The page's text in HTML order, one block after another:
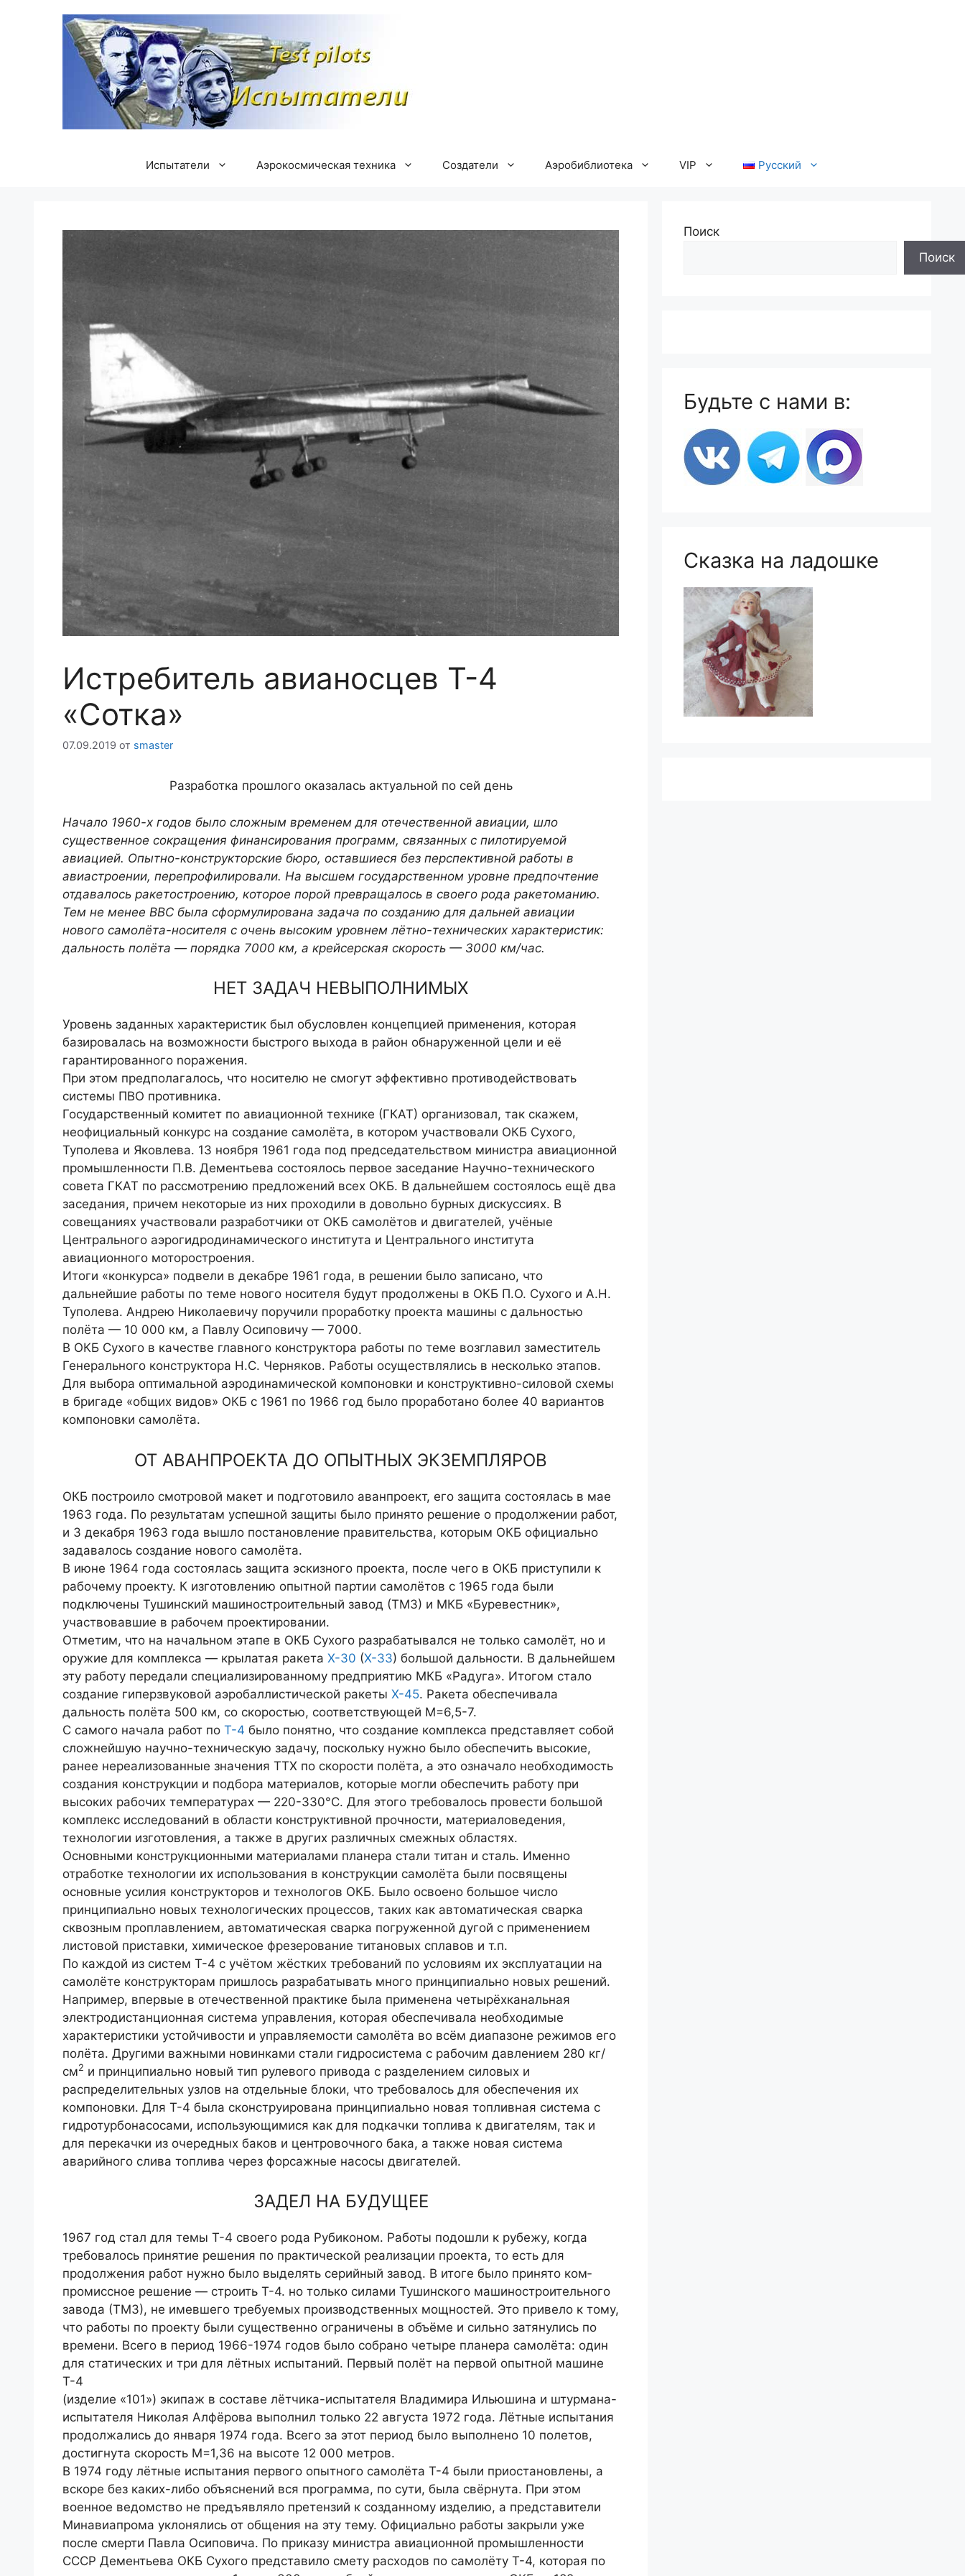
содержимому
Испытатели Аэрокосмическая техника Создатели Аэробиблиотека VIP Русский
Истребитель авианосцев Т-4
«Сотка»
07.09.2019 от smaster
Разработка прошлого оказалась актуальной по сей день
Начало 1960-х годов было сложным временем для отечественной авиации, шло
существенное сокращения финансирования программ, связанных с пи­лотируемой
авиацией. Опытно-конструкторские бюро, оставшиеся без перспективной работы в
авиастроении, перепрофилировали. На высшем государственном уровне предпочтение
отдавалось ракетостроению, кото­рое порой превращалось в своего рода ракетоманию.
Тем не менее ВВС была сформулирована задача по созданию для дальней авиации
нового самолёта-носителя с очень высоким уровнем лётно-технических характеристик:
дальность полёта — порядка 7000 км, а крейсерская скорость — 3000 км/час.
НЕТ ЗАДАЧ НЕВЫПОЛНИМЫХ
Уровень заданных характеристик был обусловлен концепцией применения, которая
базировалась на возможности быстрого выхода в район обнаруженной цели и её
гарантированного noражения.
При этом предполагалось, что носителю не смогут эффективно противодействовать
системы ПВО противника.
Государственный комитет по авиационной технике (ГКАТ) организовал, так скажем,
неофи­циальный конкурс на создание самолёта, в котором участвовали ОКБ Сухого,
Туполева и Яковлева. 13 ноября 1961 года под председа­тельством министра авиационной
промышленности П.В. Демен­тьева состоялось первое заседа­ние Научно-технического
совета ГКАТ по рассмотрению предло­жений всех ОКБ. В дальнейшем состоялось ещё два
заседания, причем некоторые из них прохо­дили в довольно бурных дискус­сиях. В
совещаниях участвовали разработчики от ОКБ самолётов и двигателей, учёные
Центрального аэрогидродинамического инсти­тута и Центрального института
авиационного моторостроения.
Итоги «конкурса» подвели в декабре 1961 года, в решении было записано, что
дальнейшие работы по теме нового носи­теля будут продолжены в ОКБ П.О. Сухого и А.Н.
Туполева. Андрею Николаевичу поручили проработку проекта машины с дальностью
полёта — 10 000 км, а Павлу Осиповичу — 7000.
В ОКБ Сухого в качестве глав­ного конструктора работы по теме возглавил заместитель
Гене­рального конструктора Н.С. Чер­няков. Работы осуществлялись в несколько этапов.
Для выбора оптимальной аэродинамической компоновки и конструктивно-силовой схемы
в бригаде «общих видов» ОКБ с 1961 по 1966 год было проработано более 40 вари­антов
компоновки самолёта.
ОТ АВАНПРОЕКТА ДО ОПЫТНЫХ ЭКЗЕМПЛЯРОВ
ОКБ построило смотровой макет и подготовило аванпроект, его защита состоялась в мае
1963 года. По результатам успешной защиты было принято решение о продолжении работ,
и 3 декабря 1963 года вышло постановление правительства, которым ОКБ официально
задавалось создание нового самолёта.
В июне 1964 года состоялась защита эскизного проекта, после чего в ОКБ приступили к
рабоче­му проекту. К изготовлению опыт­ной партии самолётов с 1965 года были
подключены Тушинский ма­шиностроительный завод (ТМЗ) и МКБ «Буревестник»,
участвовавшие в рабочем проектировании.
Отметим, что на начальном этапе в ОКБ Сухого разрабаты­вался не только самолёт, но и
ору­жие для комплекса — крылатая ракета Х-30 (Х-33) большой даль­ности. В дальнейшем
эту работу передали специализированному предприятию МКБ «Радуга». Ито­гом стало
создание гиперзвуковой аэробаллистической ракеты Х-45. Ракета обеспечивала
дальность полёта 500 км, со скоростью, соответствующей М=6,5-7.
С самого начала работ по Т-4 было понятно, что создание ком­плекса представляет собой
слож­нейшую научно-техническую задачу, поскольку нужно было обеспечить высокие,
ранее не­реализованные значения ТТХ по скорости полёта, а это означало необходимость
создания кон­струкции и подбора материалов, которые могли обеспечить рабо­ту при
высоких рабочих темпе­ратурах — 220-330°С. Для этого требовалось провести большой
комплекс исследований в области конструктивной прочности, ма­териаловедения,
технологии из­готовления, а также в других раз­личных смежных областях.
Основными конструкцион­ными материалами планера стали титан и сталь. Именно
отработке технологии их использования в конструкции самолёта были по­священы
основные усилия кон­структоров и технологов ОКБ. Было освоено большое число
принципиально новых техноло­гических процессов, таких как автоматическая сварка
сквозным проплавлением, автоматическая сварка погруженной дугой с при­менением
листовой приставки, химическое фрезерование тита­новых сплавов и т.п.
По каждой из систем Т-4 с учётом жёстких требований по условиям их эксплуатации на
са­молёте конструкторам пришлось разрабатывать много принципи­ально новых решений.
Напри­мер, впервые в отечественной практике была применена четырёхканальная
электродистанци­онная система управления, кото­рая обеспечивала необходимые
характеристики устойчивости и управляемости самолёта во всём диапазоне режимов его
полёта. Другими важными новинками стали гидросистема с рабочим давлением 280 кг/
см2 и прин­ципиально новый тип рулевого привода с разделением силовых и
распределительных узлов на от­дельные блоки, что требовалось для обеспечения их
компоновки. Для Т-4 была сконструирована принципиально новая топливная система с
гидротурбонасосами, использующимися как для под­качки топлива к двигателям, так и
для перекачки из очередных ба­ков и центровочного бака, а также новая система
аварийного слива топлива через форсажные насосы двигателей.
ЗАДЕЛ НА БУДУЩЕЕ
1967 год стал для темы Т-4 своего рода Рубиконом. Работы подошли к рубежу, когда
требовалось принятие решения по прак­тической реализации проекта, то есть для
продолжения работ нужно было выделять серийный завод. В итоге было принято ком­
промиссное решение — строить Т-4. но только силами Тушинско­го машиностроительного
завода (ТМЗ), не имевшего требуемых производственных мощностей. Это привело к тому,
что работы по проекту были существенно ограничены в объёме и сильно затянулись по
времени. Всего в период 1966-1974 годов было со­брано четыре планера самолёта: один
для статических и три для лётных испытаний. Первый полёт на первой опытной машине
Т-4
(изделие «101») экипаж в составе лётчика-испытателя Владимира Ильюшина и штурмана-
испыта­теля Николая Алфёрова выпол­нил только 22 августа 1972 года. Лётные испытания
продолжались до января 1974 года. Всего за этот период было выполнено 10 полетов,
достигнута скорость М=1,36 на высоте 12 000 метров.
В 1974 году лётные испытания первого опытного самолёта Т-4 были приостановлены, а
вскоре без каких-либо объяснений вся программа, по сути, была свёрну­та. При этом
военное ведомство не предъявляло претензий к соз­данному изделию, а представите­ли
Минавиапрома уклонялись от общения на эту тему. Официально работы закрыли уже
после смерти Павла Осиповича. По приказу министра авиационной промыш­ленности
СССР Дементьева ОКБ Сухого представило смету расхо­дов по самолёту Т-4, которая по
Поиск
Поиск
Будьте с нами в:
Сказка на ладошке